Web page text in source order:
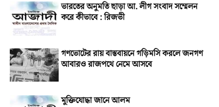
ভারতের অনুমতি ছাড়া আ. লীগ সংবাদ সম্মেলন
করে কীভাবে : রিজভী
গণভোটের রায় বাস্তবায়নে গড়িমসি করলে জনগণ
আবারও রাজপথে নেমে আসবে
মুক্তিযোদ্ধা জানে আলম